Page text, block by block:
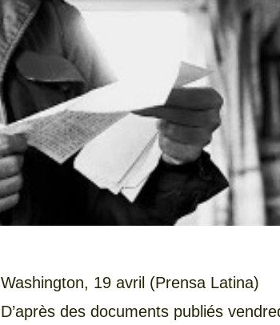
Washington, 19 avril (Prensa Latina)
D’après des documents publiés